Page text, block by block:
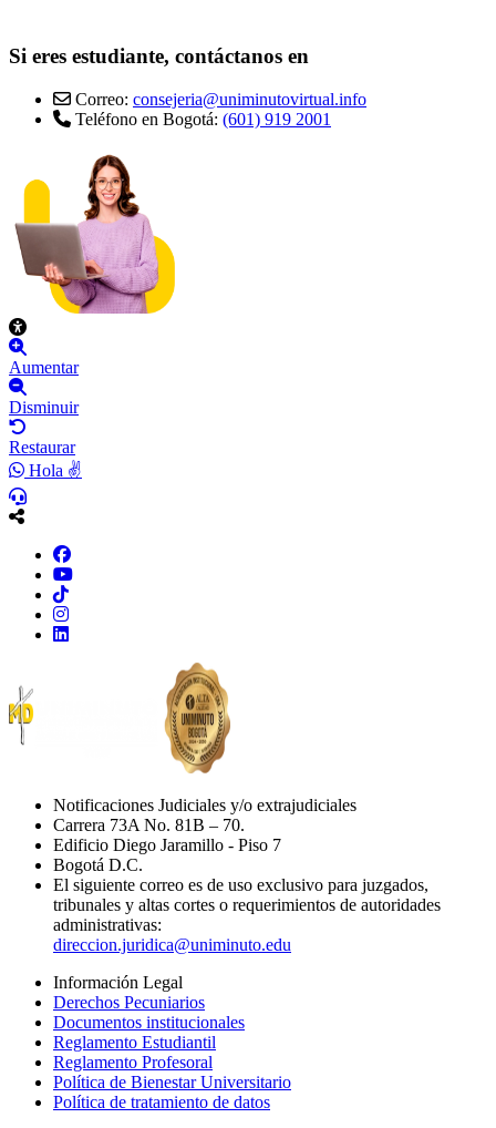
Si eres estudiante, contáctanos en
Correo: consejeria@uniminutovirtual.info
Teléfono en Bogotá: (601) 919 2001
Aumentar
Disminuir
Restaurar
Hola ✌
Notificaciones Judiciales y/o extrajudiciales
Carrera 73A No. 81B – 70.
Edificio Diego Jaramillo - Piso 7
Bogotá D.C.
El siguiente correo es de uso exclusivo para juzgados,
tribunales y altas cortes o requerimientos de autoridades
administrativas:
direccion.juridica@uniminuto.edu
Información Legal
Derechos Pecuniarios
Documentos institucionales
Reglamento Estudiantil
Reglamento Profesoral
Política de Bienestar Universitario
Política de tratamiento de datos